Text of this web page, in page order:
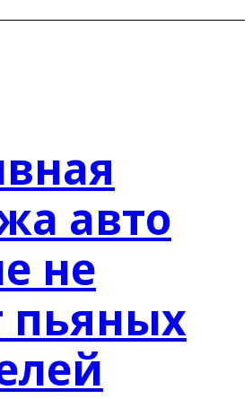
авто
не
пьяных